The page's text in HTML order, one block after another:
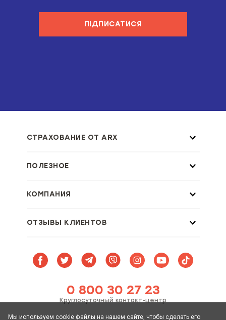
Мы используем cookie файлы на нашем сайте, чтобы сделать его
ПІДПИСАТИСЯ
СТРАХОВАНИЕ ОТ ARX
ПОЛЕЗНОЕ
КОМПАНИЯ
ОТЗЫВЫ КЛИЕНТОВ
0 800 30 27 23
Круглосуточный контакт-центр